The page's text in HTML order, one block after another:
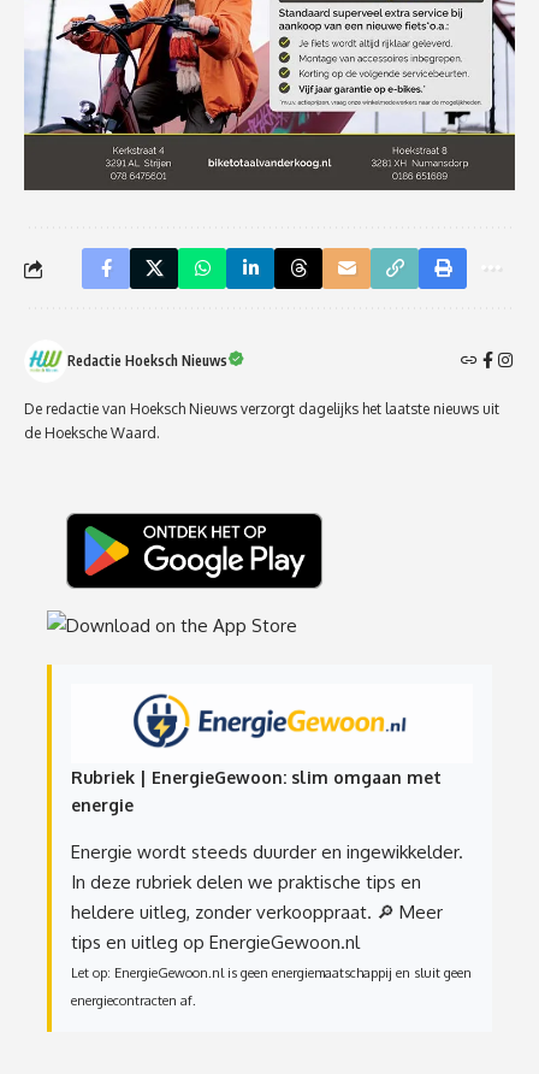
Redactie Hoeksch Nieuws
De redactie van Hoeksch Nieuws verzorgt dagelijks het laatste nieuws uit
de Hoeksche Waard.
Rubriek | EnergieGewoon: slim omgaan met
energie
Energie wordt steeds duurder en ingewikkelder.
In deze rubriek delen we praktische tips en
heldere uitleg, zonder verkooppraat. 🔎 Meer
tips en uitleg op EnergieGewoon.nl
Let op: EnergieGewoon.nl is geen energiemaatschappij en sluit geen
energiecontracten af.